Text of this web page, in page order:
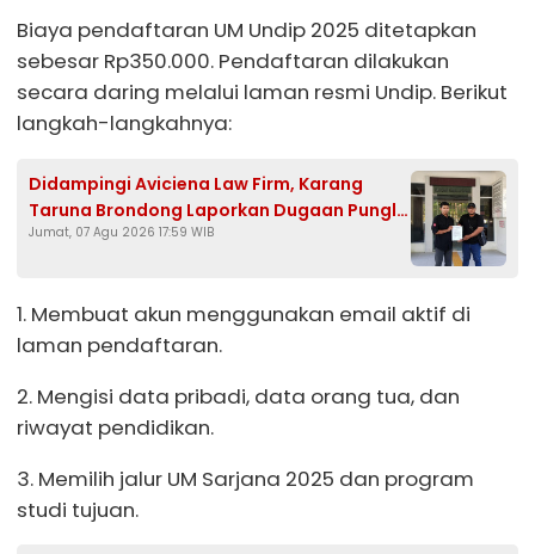
Biaya pendaftaran UM Undip 2025 ditetapkan
sebesar Rp350.000. Pendaftaran dilakukan
secara daring melalui laman resmi Undip. Berikut
langkah-langkahnya:
Didampingi Aviciena Law Firm, Karang
Taruna Brondong Laporkan Dugaan Pungli
Kades Brengkok ke Kejari Lamongan
Jumat, 07 Agu 2026 17:59 WIB
1. Membuat akun menggunakan email aktif di
laman pendaftaran.
2. Mengisi data pribadi, data orang tua, dan
riwayat pendidikan.
3. Memilih jalur UM Sarjana 2025 dan program
studi tujuan.